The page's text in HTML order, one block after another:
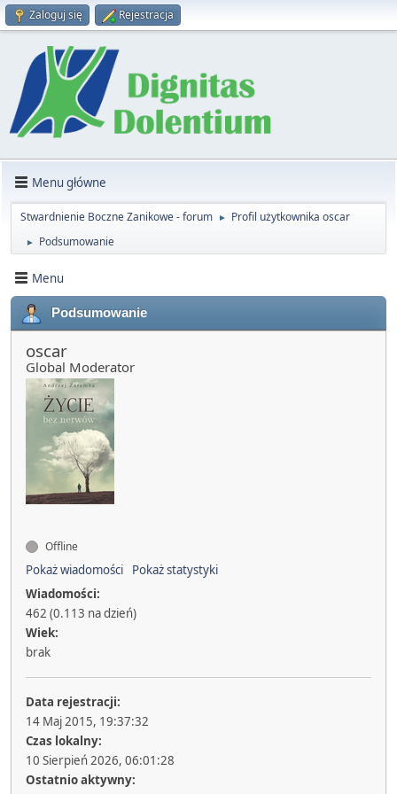
Zaloguj się Rejestracja
Menu główne
Stwardnienie Boczne Zanikowe - forum ► Profil użytkownika oscar
► Podsumowanie
Menu
Podsumowanie
oscar
Global Moderator
Offline
Pokaż wiadomości
Pokaż statystyki
Wiadomości:
462 (0.113 na dzień)
Wiek:
brak
Data rejestracji:
14 Maj 2015, 19:37:32
Czas lokalny:
10 Sierpień 2026, 06:01:28
Ostatnio aktywny: